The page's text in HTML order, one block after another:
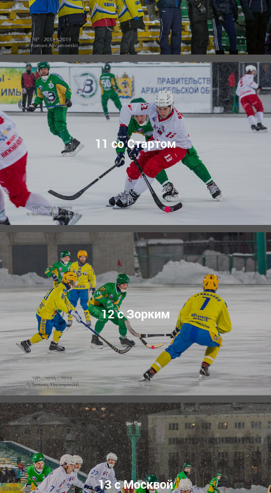
11 со Стартом
12 с Зорким
13 c Москвой